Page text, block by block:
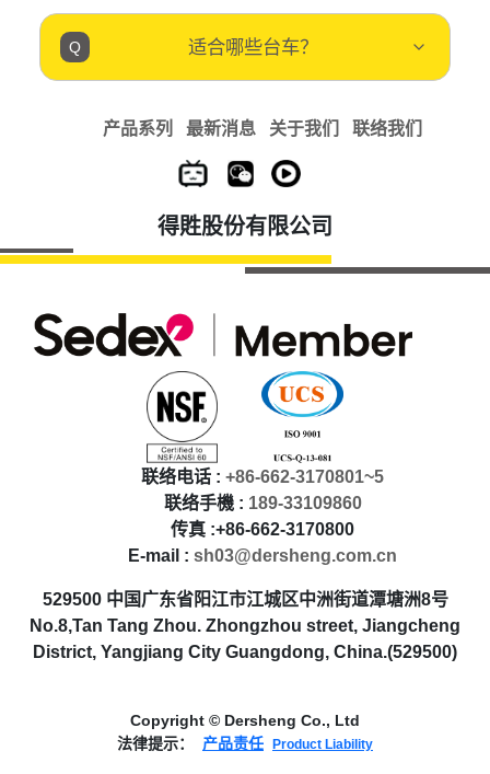
适合哪些台车？
产品系列 最新消息 关于我们 联络我们
得貹股份有限公司
联络电话 : +86-662-3170801~5
联络手機 : 189-33109860
传真 :+86-662-3170800
E-mail : sh03@dersheng.com.cn
529500 中国广东省阳江市江城区中洲街道潭塘洲8号
No.8,Tan Tang Zhou. Zhongzhou street, Jiangcheng
District, Yangjiang City Guangdong, China.(529500)
Copyright © Dersheng Co., Ltd
法律提示：
产品责任 Product Liability